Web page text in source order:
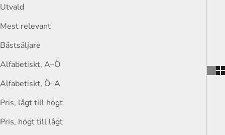
Utvald
Mest relevant
Bästsäljare
Alfabetiskt, A–Ö
Alfabetiskt, Ö–A
Pris, lågt till högt
Pris, högt till lågt